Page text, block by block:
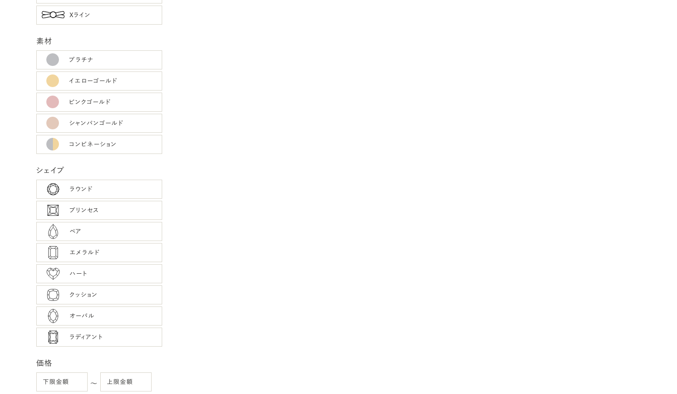
Xライン
素材
プラチナ
イエローゴールド
ピンクゴールド
シャンパンゴールド
コンビネーション
シェイプ
ラウンド
プリンセス
ペア
エメラルド
ハート
クッション
オーバル
ラディアント
価格
〜